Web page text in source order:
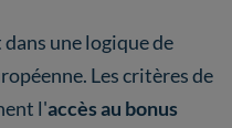
une logique de
Les critères de
l'accès au bonus